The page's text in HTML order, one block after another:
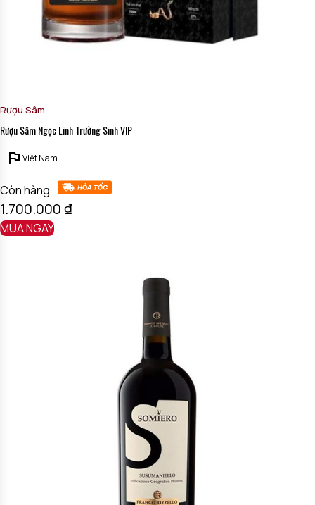
Rượu Sâm
Rượu Sâm Ngọc Linh Trường Sinh VIP
Việt Nam
Còn hàng
1.700.000₫
MUA NGAY